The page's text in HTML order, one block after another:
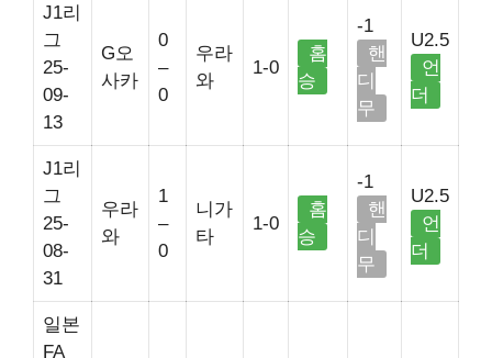
J1리
그
25-
09-
13
G오
사카
0
–
0
우라
와
1-0
홈
승
-1
핸
디
무
U2.5
언
더
J1리
그
25-
08-
31
우라
와
1
–
0
니가
타
1-0
홈
승
-1
핸
디
무
U2.5
언
더
일본
FA